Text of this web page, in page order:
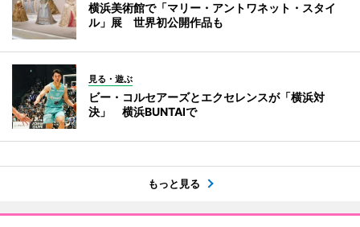
横浜美術館で「マリー・アントワネット・スタイ
ル」展 世界初公開作品も
見る・遊ぶ
ビー・コルセアーズとエクセレンスが「横浜対
決」 横浜BUNTAIで
もっと見る